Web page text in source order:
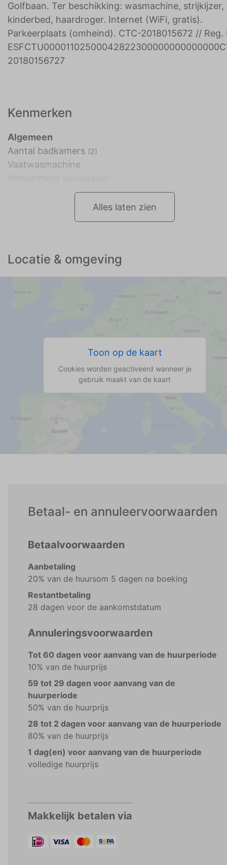
Golfbaan. Ter beschikking: wasmachine, strijkijzer,
kinderbed, haardroger. Internet (WiFi, gratis).
Parkeerplaats (omheind). CTC-2018015672 // Reg.
20180156727
Kenmerken
Algemeen
Aantal badkamers (2)
Vaatwasmachine
Alles laten zien
Locatie & omgeving
Toon op de kaart
Cookies worden geactiveerd wanneer je
gebruik maakt van de kaart
Betaal- en annuleervoorwaarden
Betaalvoorwaarden
Aanbetaling
20% van de huursom 5 dagen na boeking
Restantbetaling
28 dagen voor de aankomstdatum
Annuleringsvoorwaarden
Tot 60 dagen voor aanvang van de huurperiode
10% van de huurprijs
59 tot 29 dagen voor aanvang van de
huurperiode
50% van de huurprijs
28 tot 2 dagen voor aanvang van de huurperiode
80% van de huurprijs
1 dag(en) voor aanvang van de huurperiode
volledige huurprijs
Makkelijk betalen via